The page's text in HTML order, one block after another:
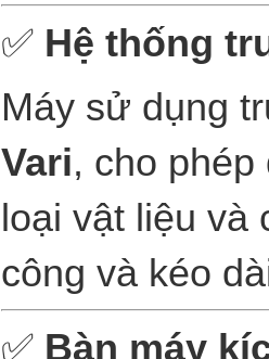
✅ Hệ thống
Máy sử dụng
Vari, cho
loại vật liệu và
công và kéo
✅ Bàn máy